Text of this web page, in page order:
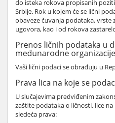
do isteka rokova propisanih
Srbije. Rok u kojem će se lični
obaveze čuvanja podataka, vrste
ugovora, kao i od rokova
Prenos ličnih podataka u
međunarodne organizacije
Vaši lični podaci se obrađuju u
Prava lica na koje se
U slučajevima predviđenim
zaštite podataka o ličnosti, lice
sledeća prava: